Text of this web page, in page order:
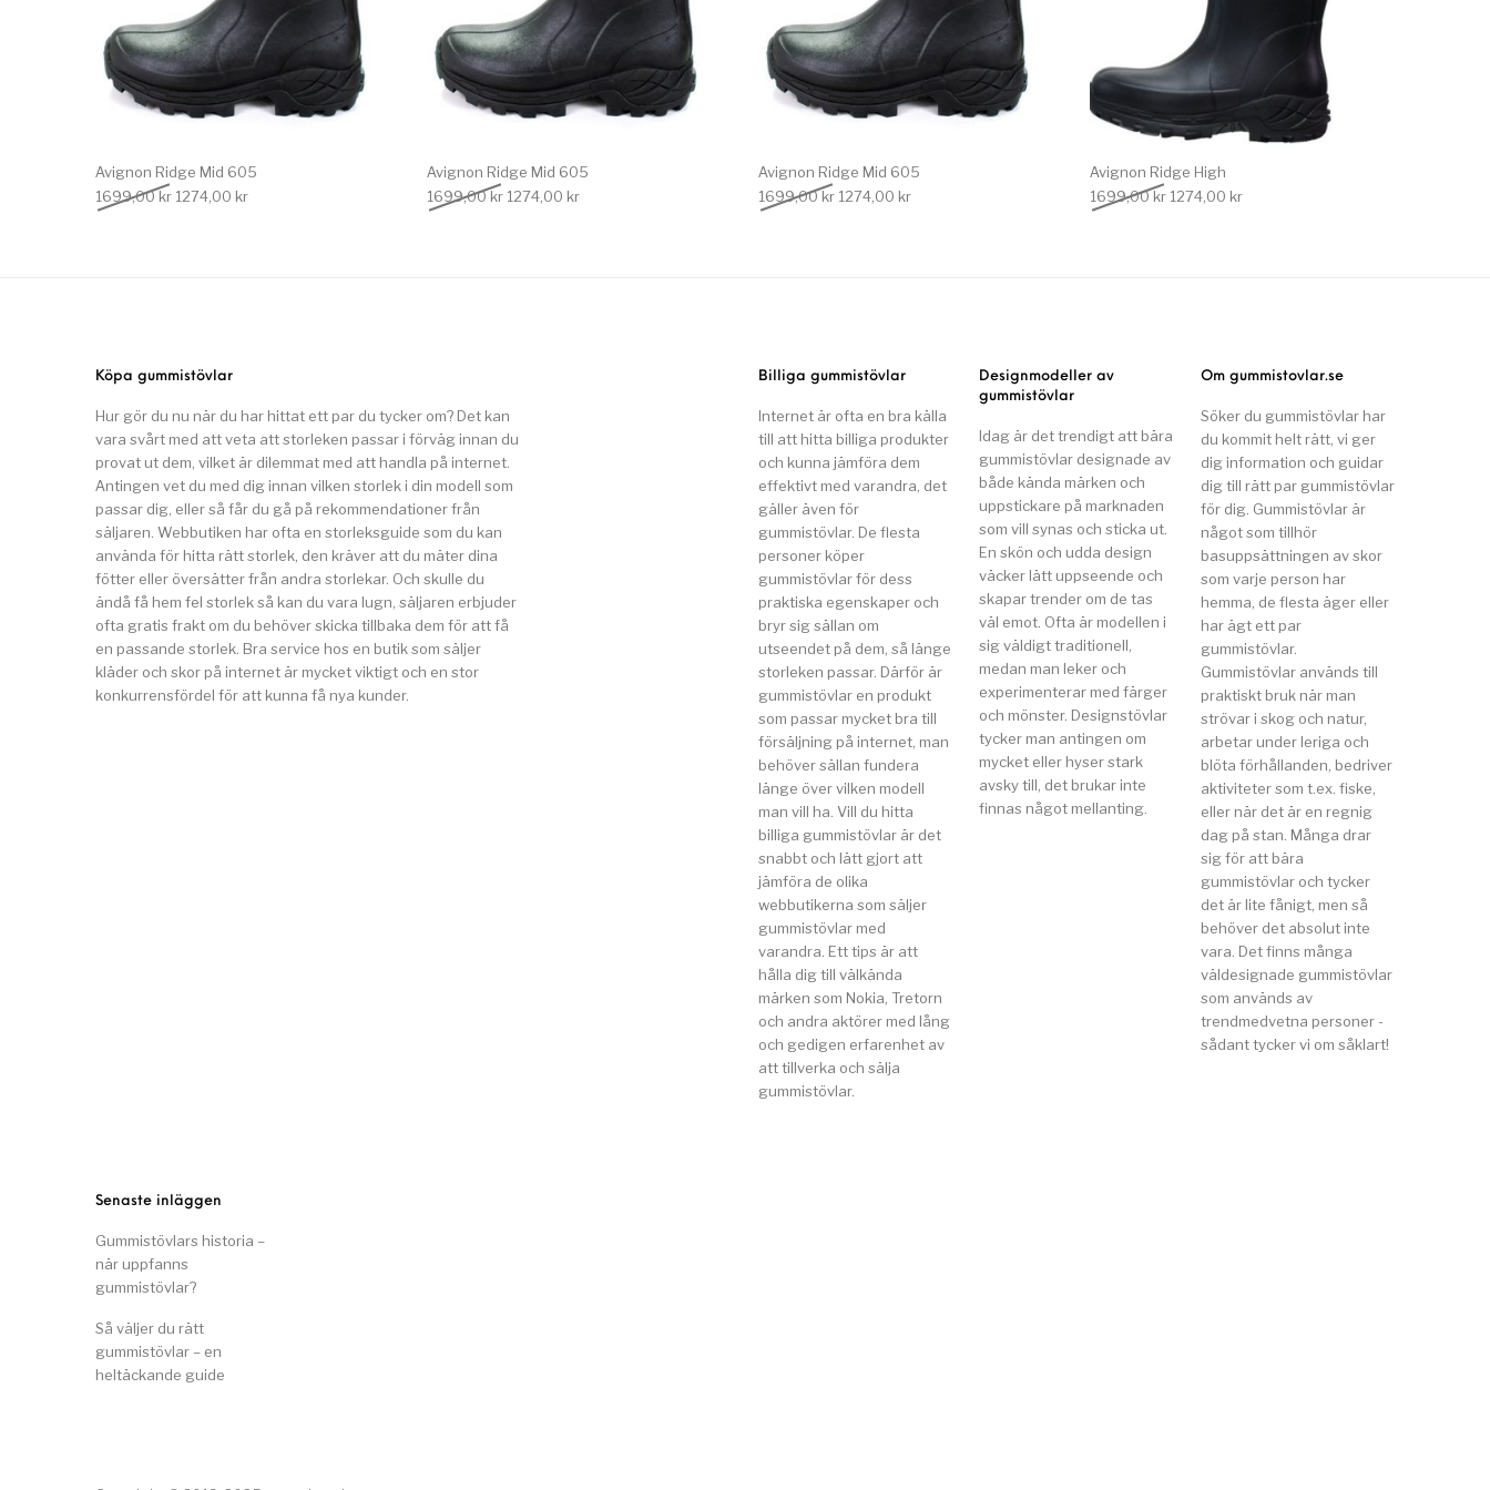
Avignon Ridge Mid 605
1699,00kr Det ursprungliga priset var: 1699,00 kr.
1274,00 krDet nuvarande priset är: 1274,00 kr.
Avignon Ridge Mid 605
1699,00kr Det ursprungliga priset var: 1699,00 kr.
1274,00 krDet nuvarande priset är: 1274,00 kr.
Avignon Ridge Mid 605
1699,00kr Det ursprungliga priset var: 1699,00 kr.
1274,00 krDet nuvarande priset är: 1274,00 kr.
Avignon Ridge High
1699,00kr Det ursprungliga priset var: 1699,00 kr.
1274,00 krDet nuvarande priset är: 1274,00 kr.
Köpa gummistövlar
Hur gör du nu när du har hittat ett par du tycker om? Det kan
vara svårt med att veta att storleken passar i förväg innan du
provat ut dem, vilket är dilemmat med att handla på internet.
Antingen vet du med dig innan vilken storlek i din modell som
passar dig, eller så får du gå på rekommendationer från
säljaren. Webbutiken har ofta en storleksguide som du kan
använda för hitta rätt storlek, den kräver att du mäter dina
fötter eller översätter från andra storlekar. Och skulle du
ändå få hem fel storlek så kan du vara lugn, säljaren erbjuder
ofta gratis frakt om du behöver skicka tillbaka dem för att få
en passande storlek. Bra service hos en butik som säljer
kläder och skor på internet är mycket viktigt och en stor
konkurrensfördel för att kunna få nya kunder.
Billiga gummistövlar
Internet är ofta en bra källa
till att hitta billiga produkter
och kunna jämföra dem
effektivt med varandra, det
gäller även för
gummistövlar. De flesta
personer köper
gummistövlar för dess
praktiska egenskaper och
bryr sig sällan om
utseendet på dem, så länge
storleken passar. Därför är
gummistövlar en produkt
som passar mycket bra till
försäljning på internet, man
behöver sällan fundera
länge över vilken modell
man vill ha. Vill du hitta
billiga gummistövlar är det
snabbt och lätt gjort att
jämföra de olika
webbutikerna som säljer
gummistövlar med
varandra. Ett tips är att
hålla dig till välkända
märken som Nokia, Tretorn
och andra aktörer med lång
och gedigen erfarenhet av
att tillverka och sälja
gummistövlar.
Designmodeller av
gummistövlar
Idag är det trendigt att bära
gummistövlar designade av
både kända märken och
uppstickare på marknaden
som vill synas och sticka ut.
En skön och udda design
väcker lätt uppseende och
skapar trender om de tas
väl emot. Ofta är modellen i
sig väldigt traditionell,
medan man leker och
experimenterar med färger
och mönster. Designstövlar
tycker man antingen om
mycket eller hyser stark
avsky till, det brukar inte
finnas något mellanting.
Om gummistovlar.se
Söker du gummistövlar har
du kommit helt rätt, vi ger
dig information och guidar
dig till rätt par gummistövlar
för dig. Gummistövlar är
något som tillhör
basuppsättningen av skor
som varje person har
hemma, de flesta äger eller
har ägt ett par
gummistövlar.
Gummistövlar används till
praktiskt bruk när man
strövar i skog och natur,
arbetar under leriga och
blöta förhållanden, bedriver
aktiviteter som t.ex. fiske,
eller när det är en regnig
dag på stan. Många drar
sig för att bära
gummistövlar och tycker
det är lite fånigt, men så
behöver det absolut inte
vara. Det finns många
väldesignade gummistövlar
som används av
trendmedvetna personer -
sådant tycker vi om såklart!
Senaste inläggen
Gummistövlars historia –
när uppfanns
gummistövlar?
Så väljer du rätt
gummistövlar – en
heltäckande guide